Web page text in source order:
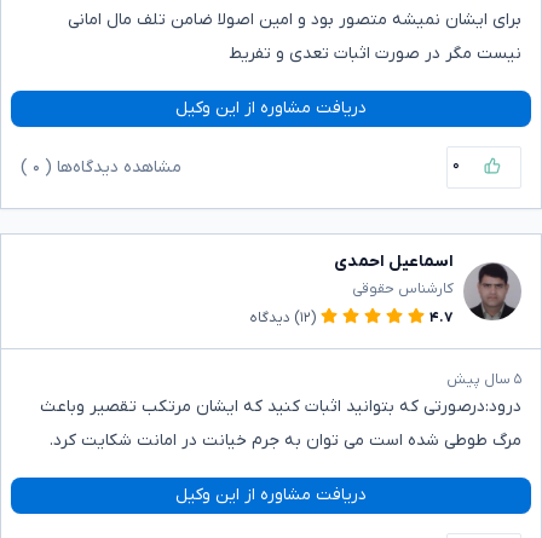
برای ایشان نمیشه متصور بود و امین اصولا ضامن تلف مال امانی
نیست مگر در صورت اثبات تعدی و تفریط
دریافت مشاوره از این وکیل
۰ مشاهده دیدگاه‌ها ( ۰
اسماعیل احمدی
کارشناس حقوقی
۴.۷
(۱۲) دیدگاه
۵ سال پیش
درود:درصورتی که بتوانید اثبات کنید که ایشان مرتکب تقصیر وباعث
مرگ طوطی شده است می توان به جرم خیانت در امانت شکایت کرد.
دریافت مشاوره از این وکیل